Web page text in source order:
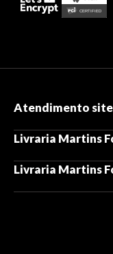
Atendimento site
Livraria Martins
Livraria Martins